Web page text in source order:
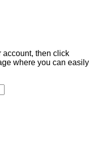
account, then click
where you can easily